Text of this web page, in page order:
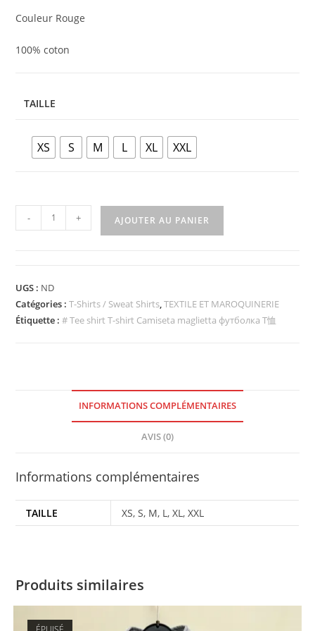
Couleur Rouge
100% coton
TAILLE
XS S M L XL XXL
- + AJOUTER AU PANIER
UGS : ND
Catégories :T-Shirts / Sweat Shirts,TEXTILE ET MAROQUINERIE
Étiquette :# Tee shirt T-shirt Camiseta maglietta футболка T恤
INFORMATIONS COMPLÉMENTAIRES
AVIS (0)
Informations complémentaires
TAILLE XS, S, M, L, XL, XXL
Produits similaires